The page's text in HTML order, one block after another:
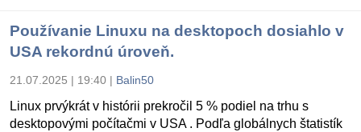
Používanie Linuxu na desktopoch dosiahlo v
USA rekordnú úroveň.
21.07.2025 | 19:40 | Balin50
Linux prvýkrát v histórii prekročil 5 % podiel na trhu s
desktopovými počítačmi v USA . Podľa globálnych štatistík